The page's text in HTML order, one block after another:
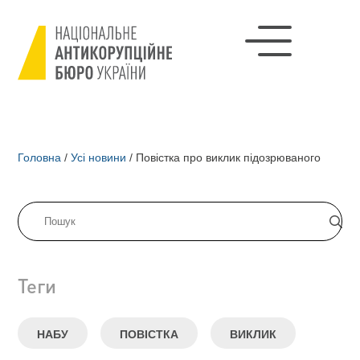
Головна / Усі новини / Повістка про виклик підозрюваного
Теги
НАБУ ПОВІСТКА ВИКЛИК